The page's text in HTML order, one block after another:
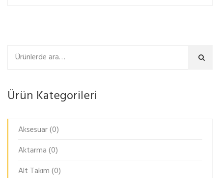
Ara
Ürün Kategorileri
Aksesuar(0)
Aktarma(0)
Alt Takım(0)